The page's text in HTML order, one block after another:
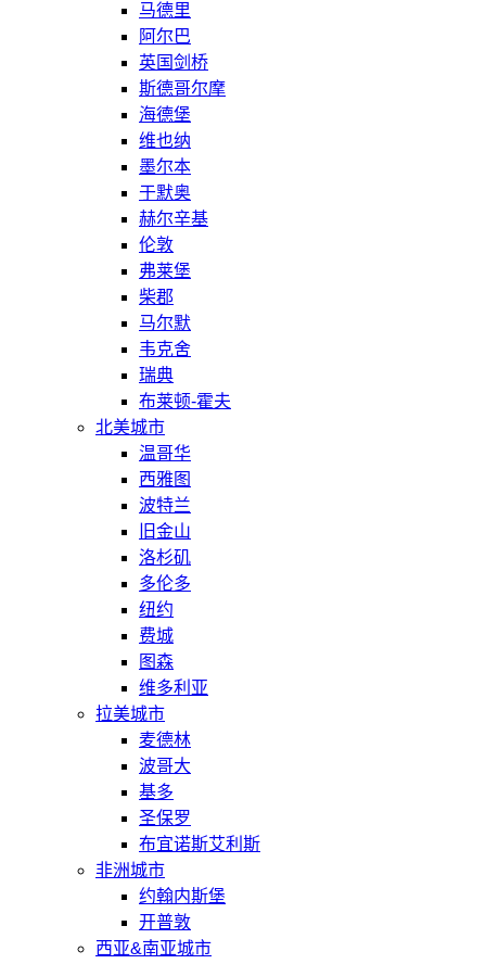
马德里
阿尔巴
英国剑桥
斯德哥尔摩
海德堡
维也纳
墨尔本
于默奥
赫尔辛基
伦敦
弗莱堡
柴郡
马尔默
韦克舍
瑞典
布莱顿-霍夫
北美城市
温哥华
西雅图
波特兰
旧金山
洛杉矶
多伦多
纽约
费城
图森
维多利亚
拉美城市
麦德林
波哥大
基多
圣保罗
布宜诺斯艾利斯
非洲城市
约翰内斯堡
开普敦
西亚&南亚城市